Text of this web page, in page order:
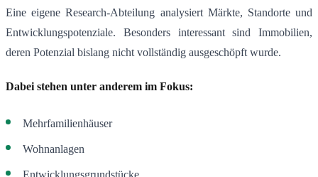
Eine eigene Research-Abteilung analysiert Märkte, Standorte und
Entwicklungspotenziale. Besonders interessant sind Immobilien,
deren Potenzial bislang nicht vollständig ausgeschöpft wurde.
Dabei stehen unter anderem im Fokus:
Mehrfamilienhäuser
Wohnanlagen